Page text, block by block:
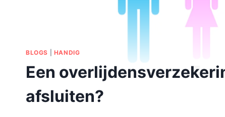
BLOGS HANDIG
Een
afsluiten?